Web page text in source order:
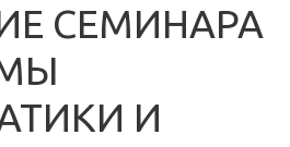
СЕМИНАРА
И